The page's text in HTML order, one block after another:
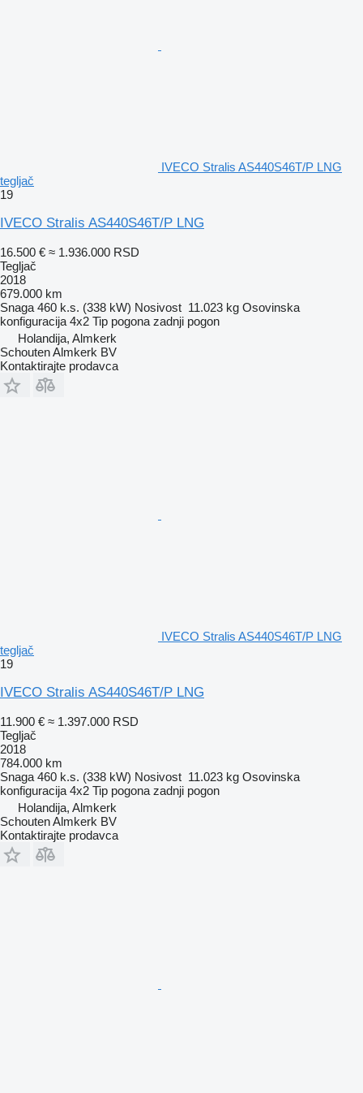
IVECO Stralis AS440S46T/P LNG
tegljač
19
IVECO Stralis AS440S46T/P LNG
16.500 € ≈ 1.936.000 RSD
Tegljač
2018
679.000 km
Snaga 460 k.s. (338 kW) Nosivost 11.023 kg Osovinska
konfiguracija 4x2 Tip pogona zadnji pogon
Holandija, Almkerk
Schouten Almkerk BV
Kontaktirajte prodavca
IVECO Stralis AS440S46T/P LNG
tegljač
19
IVECO Stralis AS440S46T/P LNG
11.900 € ≈ 1.397.000 RSD
Tegljač
2018
784.000 km
Snaga 460 k.s. (338 kW) Nosivost 11.023 kg Osovinska
konfiguracija 4x2 Tip pogona zadnji pogon
Holandija, Almkerk
Schouten Almkerk BV
Kontaktirajte prodavca